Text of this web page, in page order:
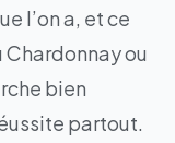
l’on a, et ce
Chardonnay ou
bien
partout.